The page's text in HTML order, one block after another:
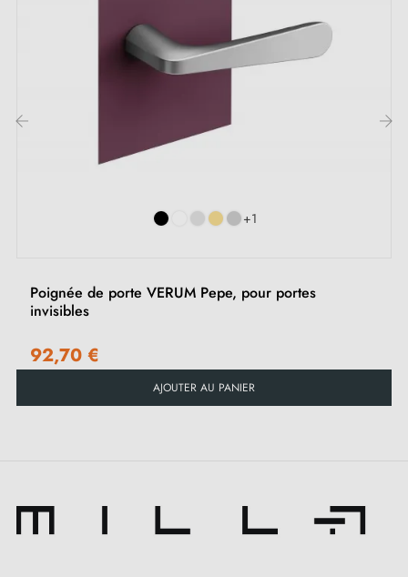
Nous enrichissons régulièrement notre gamme, de
nouveaux produits pour vous offrir un large choix de
Possibilité d'adapter le kit de montage
+1
Poignée de porte VERUM Pepe, pour portes
invisibles
92,70 €
AJOUTER AU PANIER